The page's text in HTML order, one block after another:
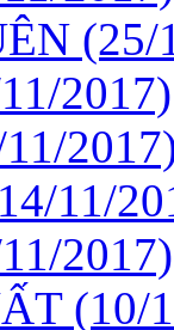
(25/
2017)
11/
2017)
(10/